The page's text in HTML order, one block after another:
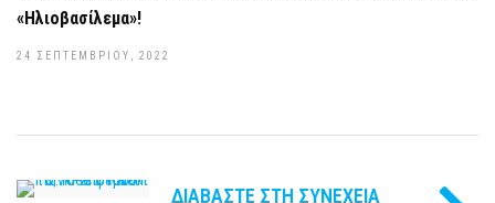
«Ηλιοβασίλεμα»!
24 ΣΕΠΤΕΜΒΡΊΟΥ, 2022
ΔΙΑΒΆΣΤΕ ΣΤΗ ΣΥΝΈΧΕΙΑ